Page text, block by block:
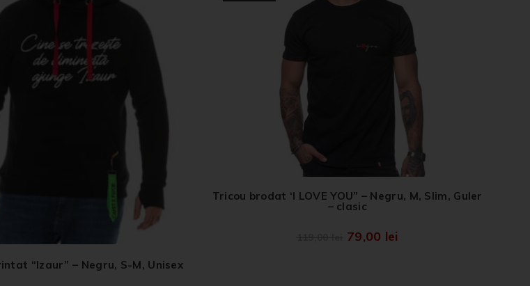
“Izaur” – Negru, S-M, Unisex
Tricou brodat ‘I LOVE YOU” – Negru, M, Slim, Guler
– clasic
79,00 lei